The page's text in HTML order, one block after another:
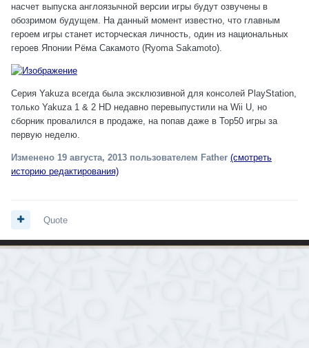
насчет выпуска англоязычной версии игры будут озвучены в
обозримом будущем. На данный момент известно, что главным
героем игры станет исторческая личность, один из национальных
героев Японии Рёма Сакамото (Ryoma Sakamoto).
Серия Yakuza всегда была эксклюзивной для консолей PlayStation,
только Yakuza 1 & 2 HD недавно перевыпустили на Wii U, но
сборник провалился в продаже, на попав даже в Top50 игры за
первую неделю.
Изменено 19 августа, 2013 пользователем Father (смотреть
историю редактирования)
Quote